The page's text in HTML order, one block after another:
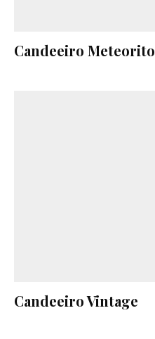
Candeeiro Meteorito
Candeeiro Vintage